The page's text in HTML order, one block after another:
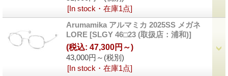
[In stock・在庫1点]
Arumamika アルマミカ 2025SS メガネ
LORE [SLGY 46□23 (取扱店：浦和)]
43,000円～ (税別)
(税込: 47,300円～)
[In stock・在庫1点]